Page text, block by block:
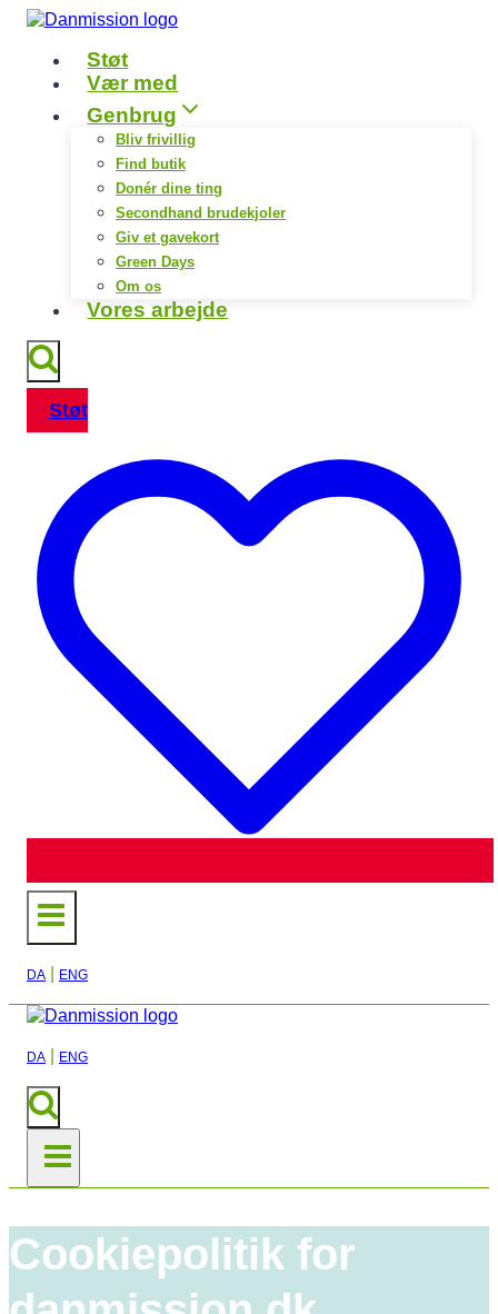
Fortsæt
indhold
Støt
Vær med
Genbrug
Bliv frivillig
Find butik
Donér dine ting
Secondhand brudekjoler
Giv et gavekort
Green Days
Om os
Vores arbejde
Støt
DA ENG
DA ENG
Cookiepolitik for